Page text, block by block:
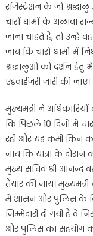
रजिस्ट्रेशन के जो
चारों धामों के अलावा
जाना चाहते हैं, तो उन्हें
जाय कि चारों धामों में
श्रद्धालुओं को दर्शन हेतु
एडवाईजरी जारी की जाए।
मुख्यमंत्री ने
कि पिछले 10 दिनों में
रही और यह कमी किन
जाय कि यात्रा के
मुख्य सचिव श्री आनन्द
तैयार की जाय।
में शासन और पुलिस के
जिम्मेदारी दी गयी है वे
और पुलिस का सहयोग